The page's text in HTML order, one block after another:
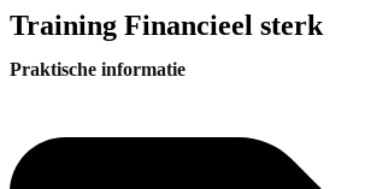
Training Financieel sterk
Praktische informatie